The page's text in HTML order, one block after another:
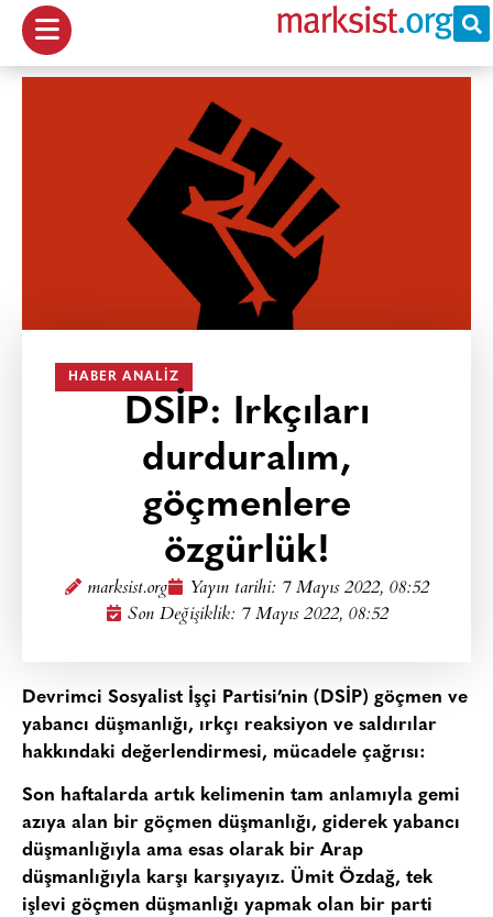
HABER ANALIZ
DSİP: Irkçıları
durduralım,
göçmenlere
özgürlük!
marksist.org Yayın tarihi: 7 Mayıs 2022, 08:52
Son Değişiklik: 7 Mayıs 2022, 08:52
Devrimci Sosyalist İşçi Partisi’nin (DSİP) göçmen ve
yabancı düşmanlığı, ırkçı reaksiyon ve saldırılar
hakkındaki değerlendirmesi, mücadele çağrısı:
Son haftalarda artık kelimenin tam anlamıyla gemi
azıya alan bir göçmen düşmanlığı, giderek yabancı
düşmanlığıyla ama esas olarak bir Arap
düşmanlığıyla karşı karşıyayız. Ümit Özdağ, tek
işlevi göçmen düşmanlığı yapmak olan bir parti